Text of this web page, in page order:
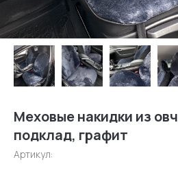
Меховые накидки из
подклад, графит
Артикул: